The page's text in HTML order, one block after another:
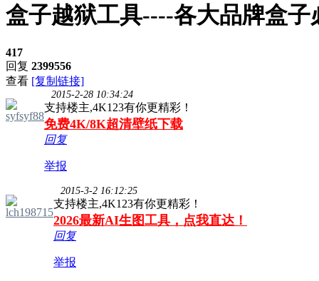
盒子越狱工具----各大品牌盒子
417
回复 2399556
查看 [复制链接]
syfsyf88
2015-2-28 10:34:24
支持楼主,4K123有你更精彩！
免费4K/8K超清壁纸下载
回复
举报
lch198715
2015-3-2 16:12:25
支持楼主,4K123有你更精彩！
2026最新AI生图工具，点我直达！
回复
举报